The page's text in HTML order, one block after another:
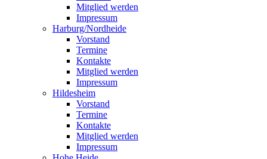
Mitglied werden
Impressum
Harburg/Nordheide
Vorstand
Termine
Kontakte
Mitglied werden
Impressum
Hildesheim
Vorstand
Termine
Kontakte
Mitglied werden
Impressum